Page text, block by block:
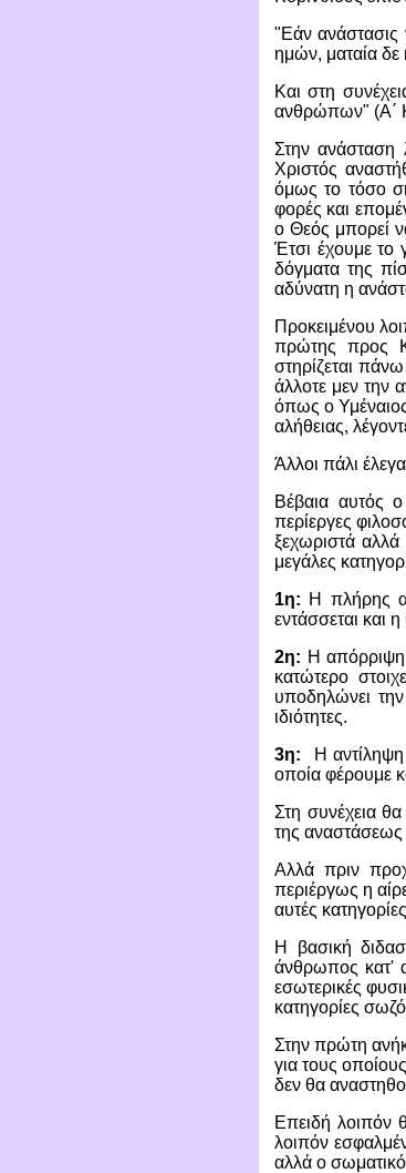
"Εάν ανάστασις
ημών, ματαία δε
Και στη
ανθρώπων" (Α΄
Στην ανάσταση
Χριστός
όμως το τόσο
φορές και
ο Θεός μπορεί
Έτσι έχουμε το
δόγματα της
αδύνατη η
Προκειμένου
πρώτης προς
στηρίζεται
άλλοτε μεν την
όπως ο
αλήθειας,
Άλλοι πάλι
Βέβαια αυτός
περίεργες
ξεχωριστά
μεγάλες
1η: Η πλήρης
εντάσσεται
2η: Η απόρριψη
κατώτερο
υποδηλώνει
ιδιότητες.
3η: Η
οποία φέρουμε
Στη συνέχεια
της αναστάσεως
Αλλά πριν
περιέργως η
αυτές
Η βασική
άνθρωπος κατ'
εσωτερικές
κατηγορίες
Στην πρώτη
για τους
δεν θα
Επειδή λοιπόν
λοιπόν
αλλά ο